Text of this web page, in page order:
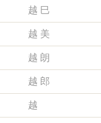
越 巳
越 美
越 朗
越 郎
越